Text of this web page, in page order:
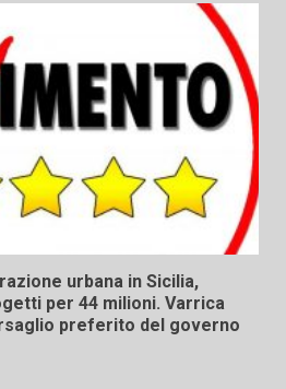
urbana in Sicilia,
per 44 milioni. Varrica
preferito del governo